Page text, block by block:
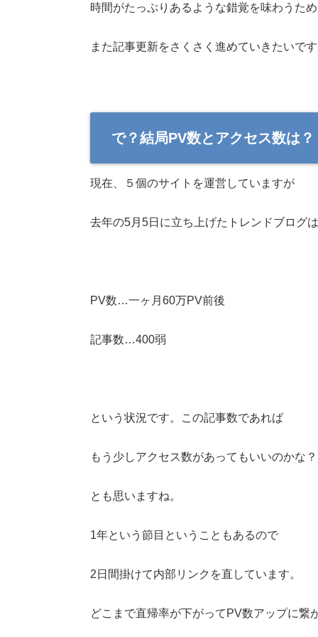
時間がたっぷりあるような錯覚を味わうため
また記事更新をさくさく進めていきたいで
で？結局PV数とアクセス数は？
現在、５個のサイトを運営していますが
去年の5月5日に立ち上げたトレンドブログは
PV数…一ヶ月60万PV前後
記事数…400弱
という状況です。この記事数であれば
もう少しアクセス数があってもいいのかな？
とも思いますね。
1年という節目ということもあるので
2日間掛けて内部リンクを直しています。
どこまで直帰率が下がってPV数アップに繋